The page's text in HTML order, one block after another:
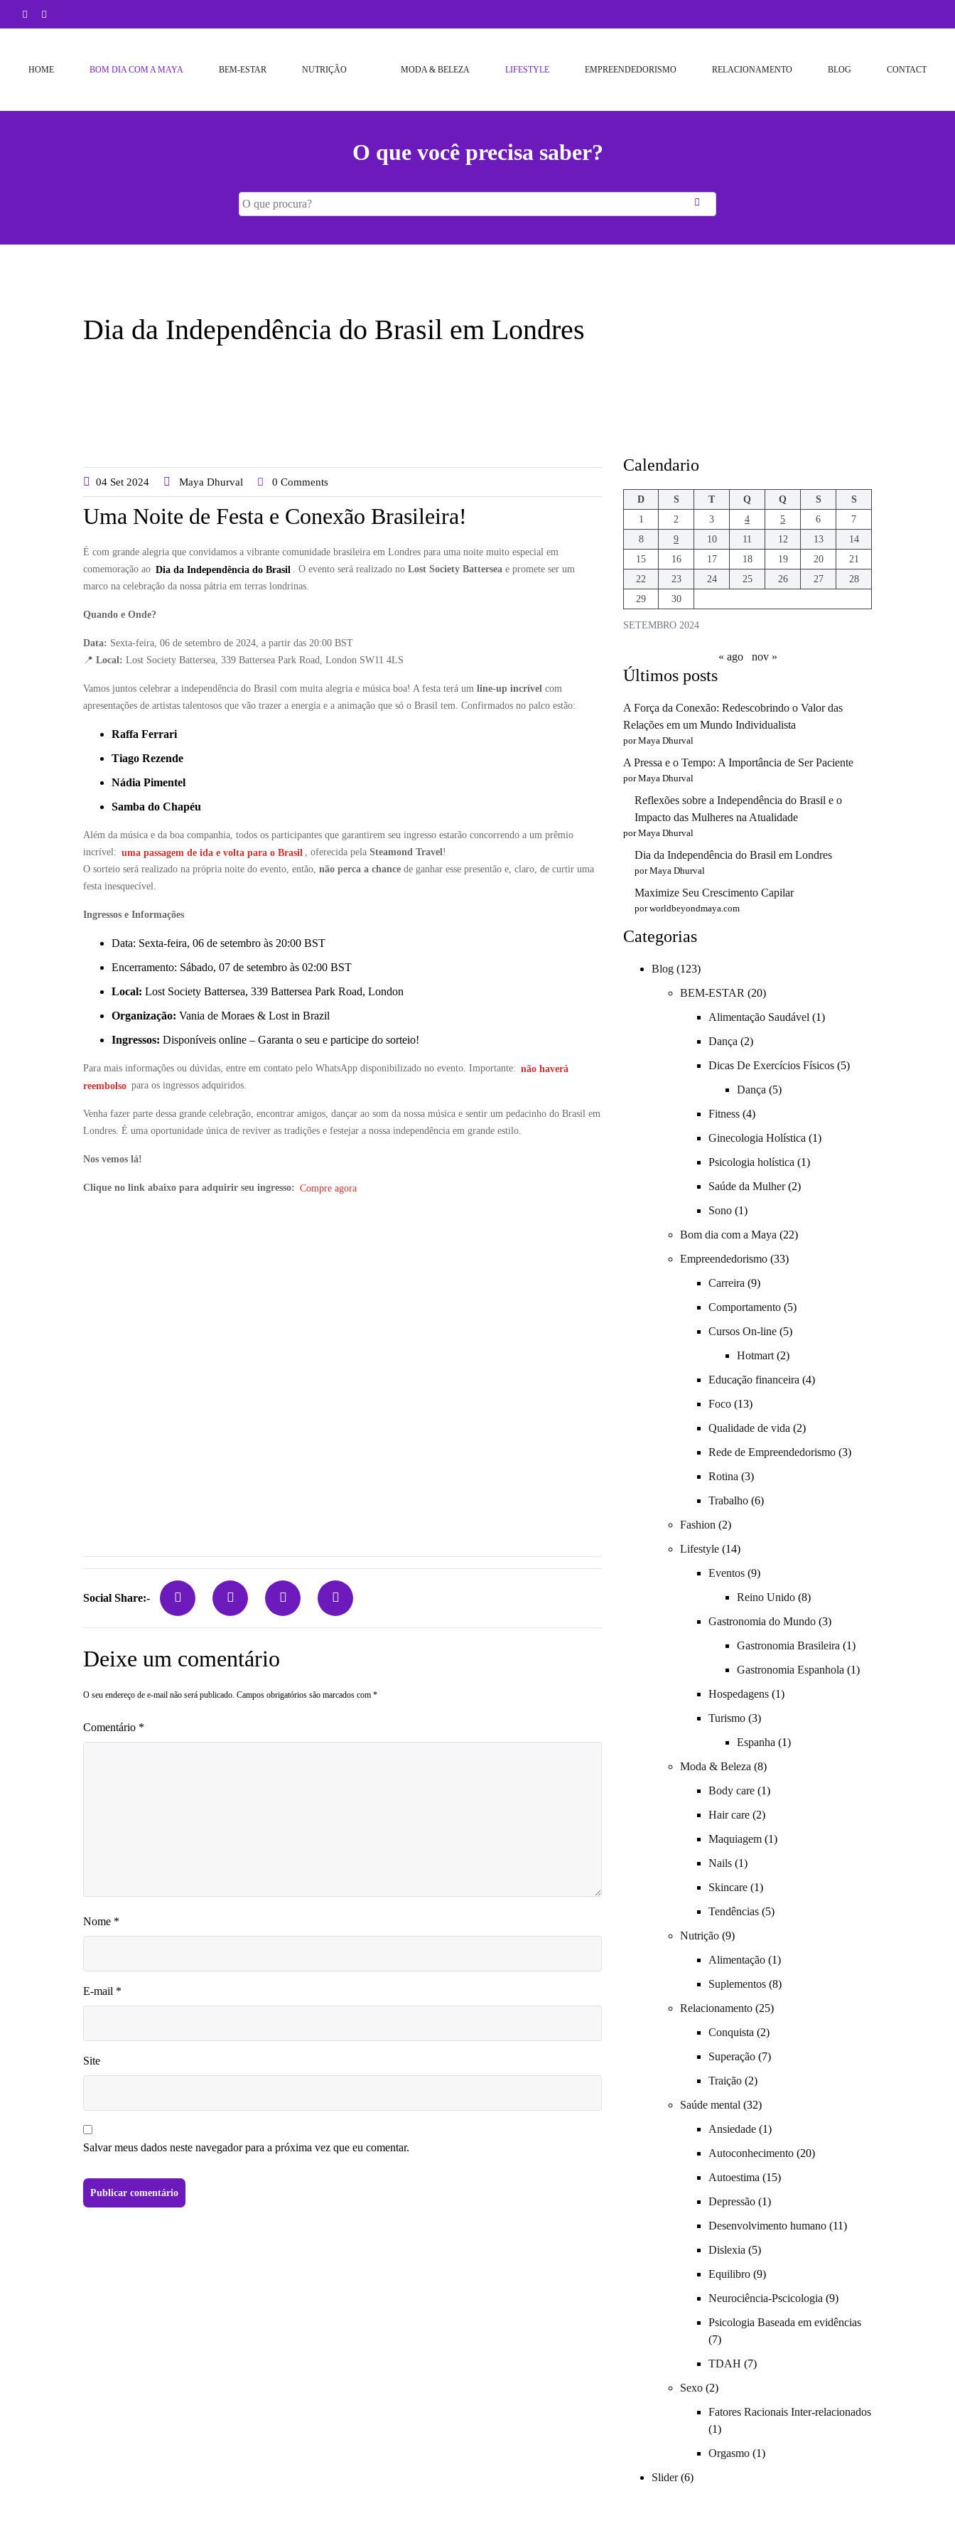
HOME BOM DIA COM A MAYA BEM-ESTAR NUTRIÇÃO MODA & BELEZA LIFESTYLE EMPREENDEDORISMO RELACIONAMENTO BLOG CONTACT
O que você precisa saber?
Dia da Independência do Brasil em Londres
04 Set 2024 Maya Dhurval 0 Comments
Uma Noite de Festa e Conexão Brasileira!
É com grande alegria que convidamos a vibrante comunidade brasileira em Londres para uma noite muito especial em
comemoração ao Dia da Independência do Brasil . O evento será realizado no Lost Society Batterseae promete ser um
marco na celebração da nossa pátria em terras londrinas.
Quando e Onde?
Data: Sexta-feira, 06 de setembro de 2024, a partir das 20:00 BST
📍 Local: Lost Society Battersea, 339 Battersea Park Road, London SW11 4LS
Vamos juntos celebrar a independência do Brasil com muita alegria e música boa! A festa terá um line-up incrível com
apresentações de artistas talentosos que vão trazer a energia e a animação que só o Brasil tem. Confirmados no palco estão:
Raffa Ferrari
Tiago Rezende
Nádia Pimentel
Samba do Chapéu
Além da música e da boa companhia, todos os participantes que garantirem seu ingresso estarão concorrendo a um prêmio
incrível: uma passagem de ida e volta para o Brasil , oferecida pela Steamond Travel!
O sorteio será realizado na própria noite do evento, então, não perca a chance de ganhar esse presentão e, claro, de curtir uma
festa inesquecível.
Ingressos e Informações
Data: Sexta-feira, 06 de setembro às 20:00 BST
Encerramento: Sábado, 07 de setembro às 02:00 BST
Local: Lost Society Battersea, 339 Battersea Park Road, London
Organização: Vania de Moraes & Lost in Brazil
Ingressos: Disponíveis online – Garanta o seu e participe do sorteio!
Para mais informações ou dúvidas, entre em contato pelo WhatsApp disponibilizado no evento. Importante: não haverá
reembolso para os ingressos adquiridos.
Venha fazer parte dessa grande celebração, encontrar amigos, dançar ao som da nossa música e sentir um pedacinho do Brasil em
Londres. É uma oportunidade única de reviver as tradições e festejar a nossa independência em grande estilo.
Nos vemos lá!
Clique no link abaixo para adquirir seu ingresso: Compre agora
Social Share:-
Deixe um comentário
O seu endereço de e-mail não será publicado. Campos obrigatórios são marcados com *
Comentário *
Nome *
E-mail *
Site
Salvar meus dados neste navegador para a próxima vez que eu comentar.
Calendario
SETEMBRO 2024
D S T Q Q S
S
1
2 3 4 5 6
7
8
9 10 11 12 13
14
15
16 17 18 19 20
21
22
23 24 25 26 27
28
29
30
« ago nov »
Últimos posts
A Força da Conexão: Redescobrindo o Valor das
Relações em um Mundo Individualista
por Maya Dhurval
A Pressa e o Tempo: A Importância de Ser Paciente
por Maya Dhurval
Reflexões sobre a Independência do Brasil e o
Impacto das Mulheres na Atualidade
por Maya Dhurval
Dia da Independência do Brasil em Londres
por Maya Dhurval
Maximize Seu Crescimento Capilar
por worldbeyondmaya.com
Categorias
Blog (123)
BEM-ESTAR (20)
Alimentação Saudável (1)
Dança (2)
Dicas De Exercícios Físicos (5)
Dança (5)
Fitness (4)
Ginecologia Holística (1)
Psicologia holística (1)
Saúde da Mulher(2)
Sono (1)
Bom dia com a Maya (22)
Empreendedorismo (33)
Carreira (9)
Comportamento (5)
Cursos On-line (5)
Hotmart (2)
Educação financeira (4)
Foco (13)
Qualidade de vida (2)
Rede de Empreendedorismo (3)
Rotina (3)
Trabalho (6)
Fashion (2)
Lifestyle (14)
Eventos (9)
Reino Unido (8)
Gastronomia do Mundo (3)
Gastronomia Brasileira (1)
Gastronomia Espanhola (1)
Hospedagens (1)
Turismo (3)
Espanha (1)
Moda & Beleza (8)
Body care (1)
Hair care (2)
Maquiagem (1)
Nails (1)
Skincare (1)
Tendências (5)
Nutrição (9)
Alimentação (1)
Suplementos (8)
Relacionamento (25)
Conquista (2)
Superação (7)
Traição (2)
Saúde mental (32)
Ansiedade (1)
Autoconhecimento (20)
Autoestima (15)
Depressão (1)
Desenvolvimento humano (11)
Dislexia (5)
Equilibro (9)
Neurociência-Pscicologia (9)
Psicologia Baseada em evidências
(7)
TDAH (7)
Sexo (2)
Fatores Racionais Inter-relacionados
(1)
Orgasmo (1)
Slider(6)